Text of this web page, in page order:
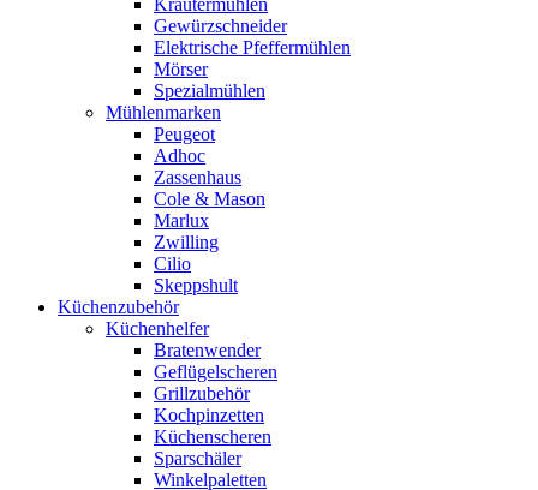
Kräutermühlen
Gewürzschneider
Elektrische Pfeffermühlen
Mörser
Spezialmühlen
Mühlenmarken
Peugeot
Adhoc
Zassenhaus
Cole & Mason
Marlux
Zwilling
Cilio
Skeppshult
Küchenzubehör
Küchenhelfer
Bratenwender
Geflügelscheren
Grillzubehör
Kochpinzetten
Küchenscheren
Sparschäler
Winkelpaletten